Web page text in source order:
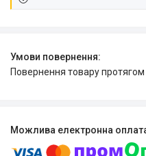
повернення товару протягом